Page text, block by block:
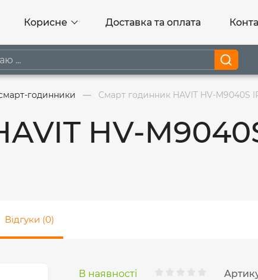
Корисне Доставка та оплата
годинники Смарт годинник HAVIT HV-M9040S
HV-
Відгуки (0)
В наявності